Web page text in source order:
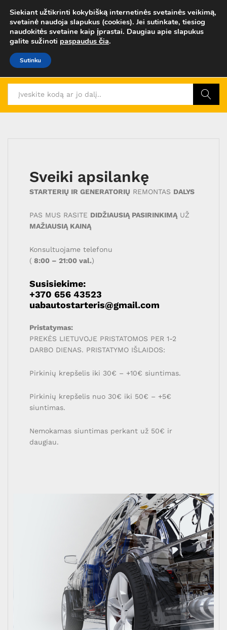
0
Sveiki apsilankę
STARTERIŲ IR GENERATORIŲ REMONTAS DALYS
PAS MUS RASITE DIDŽIAUSIĄ PASIRINKIMĄ UŽ
MAŽIAUSIĄ KAINĄ
Konsultuojame telefonu
( 8:00 – 21:00 val.)
Susisiekime:
+370 656 43523
uabautostarteris@gmail.com
Pristatymas:
PREKĖS LIETUVOJE PRISTATOMOS PER 1-2
DARBO DIENAS. PRISTATYMO IŠLAIDOS:
Pirkinių krepšelis iki 30€ – +10€ siuntimas.
Pirkinių krepšelis nuo 30€ iki 50€ – +5€
siuntimas.
Nemokamas siuntimas perkant už 50€ ir
daugiau.
Siekiant užtikrinti kokybišką internetinės svetainės veikimą,
svetainė naudoja slapukus (cookies). Jei sutinkate, tiesiog
naudokitės svetaine kaip įprastai. Daugiau apie slapukus
galite sužinoti paspaudus čia.
Sutinku